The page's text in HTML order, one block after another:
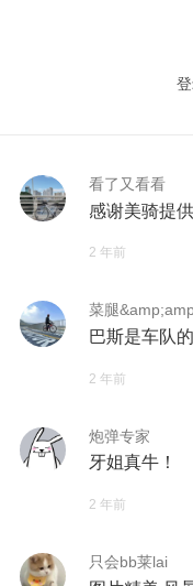
看了又看看
感谢美骑提
2 年前
菜腿
巴斯是车队
2 年前
炮弹专家
牙姐真牛！
2 年前
只会bb莱lai